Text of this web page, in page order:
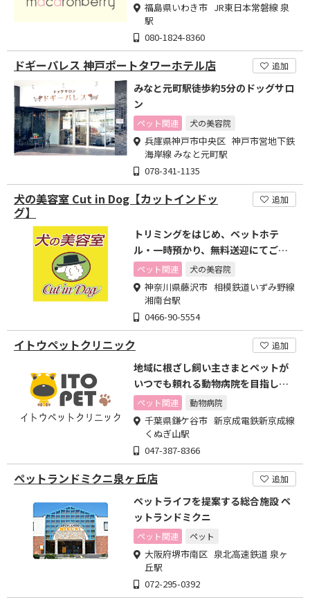
福島県いわき市 JR東日本常磐線 泉
駅
080-1824-8360
ドギーパレス 神戸ポートタワーホテル店 追加
みなと元町駅徒歩約5分のドッグサロ
ン
ペット関連 犬の美容院
兵庫県神戸市中央区 神戸市営地下鉄
海岸線 みなと元町駅
078-341-1135
犬の美容室 Cut in Dog【カットインドッ
グ】
追加
トリミングをはじめ、ペットホテ
ル・一時預かり、無料送迎にてご対
応させていただきます
ペット関連 犬の美容院
神奈川県藤沢市 相模鉄道いずみ野線
湘南台駅
0466-90-5554
イトウペットクリニック 追加
地域に根ざし飼い主さまとペットが
いつでも頼れる動物病院を目指して
います。
ペット関連 動物病院
千葉県鎌ケ谷市 新京成電鉄新京成線
くぬぎ山駅
047-387-8366
ペットランドミクニ泉ヶ丘店 追加
ペットライフを提案する総合施設 ペ
ットランドミクニ
ペット関連 ペット
大阪府堺市南区 泉北高速鉄道 泉ヶ
丘駅
072-295-0392